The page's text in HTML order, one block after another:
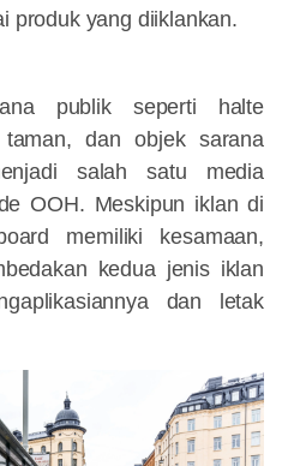
produk yang diiklankan.
publik seperti halte
taman, dan objek sarana
salah satu media
OOH. Meskipun iklan di
memiliki kesamaan,
kedua jenis iklan
dan letak